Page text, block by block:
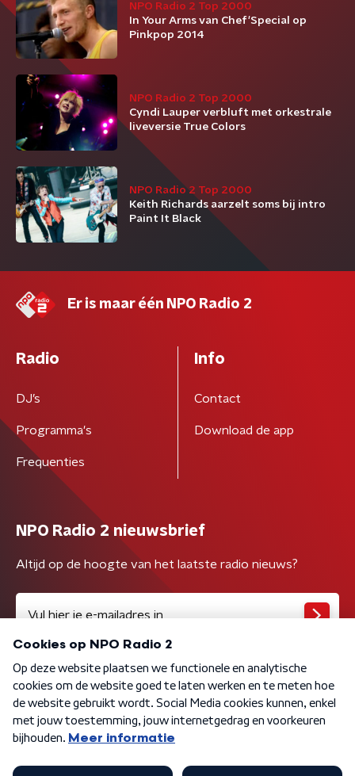
NPO Radio 2 Top 2000
In Your Arms van Chef'Special op
Pinkpop 2014
NPO Radio 2 Top 2000
Cyndi Lauper verbluft met orkestrale
liveversie True Colors
NPO Radio 2 Top 2000
Keith Richards aarzelt soms bij intro
Paint It Black
Er is maar één NPO Radio 2
Radio
DJ’s
Programma's
Frequenties
Info
Contact
Download de app
NPO Radio 2 nieuwsbrief
Altijd op de hoogte van het laatste radio nieuws?
Algemene voorwaarden